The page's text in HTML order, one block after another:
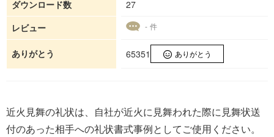
ダウンロード数
27
レビュー
- 件
ありがとう 65351 ありがとう
近火見舞の礼状は、自社が近火に見舞われた際に見舞状送
付のあった相手への礼状書式事例としてご使用ください。